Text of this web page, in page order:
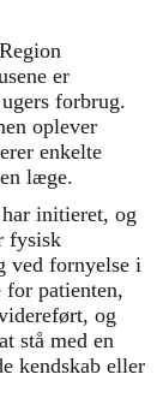
er
forbrug.
oplever
enkelte
læge.
initieret, og
fysisk
ved fornyelse i
for patienten,
og
stå med en
kendskab eller